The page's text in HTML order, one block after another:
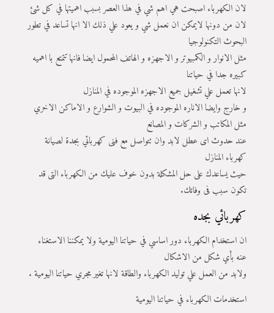
لان الكهرباء اصبحت هي اهم شي في هذا العصر بسبب اهميتها في كل شئ
لان من دونها لايمكن ان نعمل شي و يعود علي ذلك الا انها تساعد في تطور
البحوث التكنولوجيا
مثل الانوار و الكمبيوتر و الاجهزه و الهاتف المحمول ايضا فانها تتمتع با اهميه
كبيره جدا في حياتنا
لانها تعمل علي تشغيل جميع الاجهزه الموجوده في المنازل
و خارج وايضا الاناره الموجوده في البيوت و الشوارع و الاماكن الاخري
مثل المكاتب و الشركات و المصانع
عند حدوث اى عطل لابد وان تتواصل مع فنى كهربائي بجدة لصيانة
كهرباء المنازل
حيث يساعدك على حل المشكلة بدون خوف عليك من الكهرباء التى قد
تكون سبب فى وفاتك.
كهربائي بجده
ان استخدام الكهرباء دور اساسي في حياتنا اليومية ولا يمكننا الاستغناء
عنه بأي شكل من الاشكال
ولابد من العمل علي توليد الكهرباء والطاقة لانها تغير مجري حياتنا اليومية .
استخدمات الكهرباء في حياتنا اليومية